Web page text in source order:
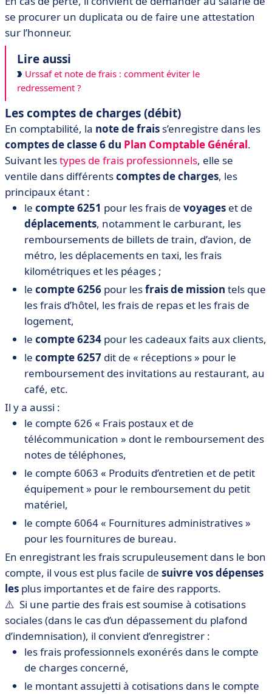
se procurer un duplicata ou de faire une attestation
sur l’honneur.
Lire aussi
Urssaf et note de frais : comment éviter le
redressement ?
Les comptes de charges (débit)
En comptabilité, la note de frais s’enregistre dans les
comptes de classe 6 du Plan Comptable Général.
Suivant lestypes de frais professionnels, elle se
ventile dans différentscomptes de charges, les
principaux étant :
le compte 6251 pour les frais de voyages et de
déplacements, notamment le carburant, les
remboursements de billets de train, d’avion, de
métro, les déplacements en taxi, les frais
kilométriques et les péages ;
le compte 6256 pour lesfrais de mission tels que
les frais d’hôtel, les frais de repas et les frais de
logement,
le compte 6234 pour les cadeaux faits aux clients,
le compte 6257 dit de « réceptions » pour le
remboursement des invitations au restaurant, au
café, etc.
Il y a aussi :
le compte 626 « Frais postaux et de
télécommunication » dont le remboursement des
notes de téléphones,
le compte 6063 « Produits d’entretien et de petit
équipement » pour le remboursement du petit
matériel,
le compte 6064 « Fournitures administratives »
pour les fournitures de bureau.
En enregistrant les frais scrupuleusement dans le bon
compte, il vous est plus facile de suivre vos dépenses
les plus importantes et de faire des rapports.
⚠️ Si une partie des frais est soumise à cotisations
sociales (dans le cas d’un dépassement du plafond
d’indemnisation), il convient d’enregistrer :
les frais professionnels exonérés dans le compte
de charges concerné,
le montant assujetti à cotisations dans le compte